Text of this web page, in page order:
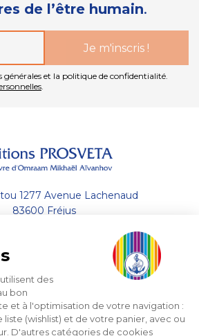
des
bon
et à l'optimisation de votre navigation :
(wishlist) et de votre panier, avec ou
D'autres catégories de cookies
de l’être humain.
générales et la politique de confidentialité.
.
1277 Avenue Lachenaud
83600 Fréjus
un email